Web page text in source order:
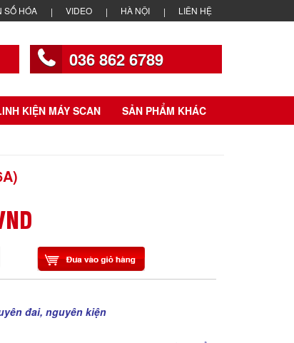
SỐ HÓA VIDEO HÀ NỘI LIÊN HỆ
036 862 6789
KIỆN MÁY SCAN SẢN PHẨM KHÁC
đai, nguyên kiện